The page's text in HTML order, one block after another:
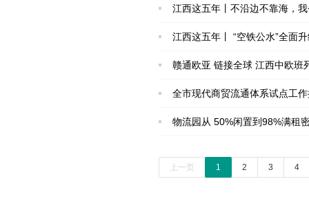
江西这五年丨不沿边不靠海，
江西这五年丨 “空铁公水”全面
赣通欧亚 链接全球 江西中欧班
全市现代商贸流通体系试点工
物流园从 50%闲置到98%满租
上一页 1 2 3 4